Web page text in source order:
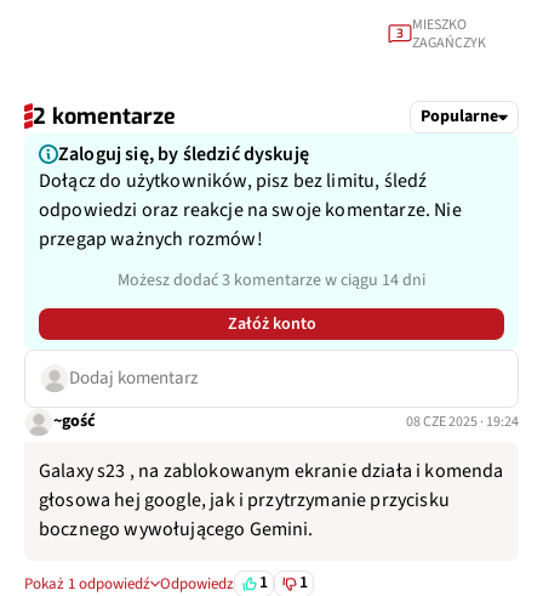
3 MIESZKO
ZAGAŃCZYK
2 komentarze Popularne
Zaloguj się, by śledzić dyskuję
Dołącz do użytkowników, pisz bez limitu, śledź
odpowiedzi oraz reakcje na swoje komentarze. Nie
przegap ważnych rozmów!
Możesz dodać 3 komentarze w ciągu 14 dni
Załóż konto
Dodaj komentarz
~gość 08 CZE 2025 · 19:24
Galaxy s23 , na zablokowanym ekranie działa i komenda
głosowa hej google, jak i przytrzymanie przycisku
bocznego wywołującego Gemini.
Pokaż 1 odpowiedź Odpowiedz 1 1